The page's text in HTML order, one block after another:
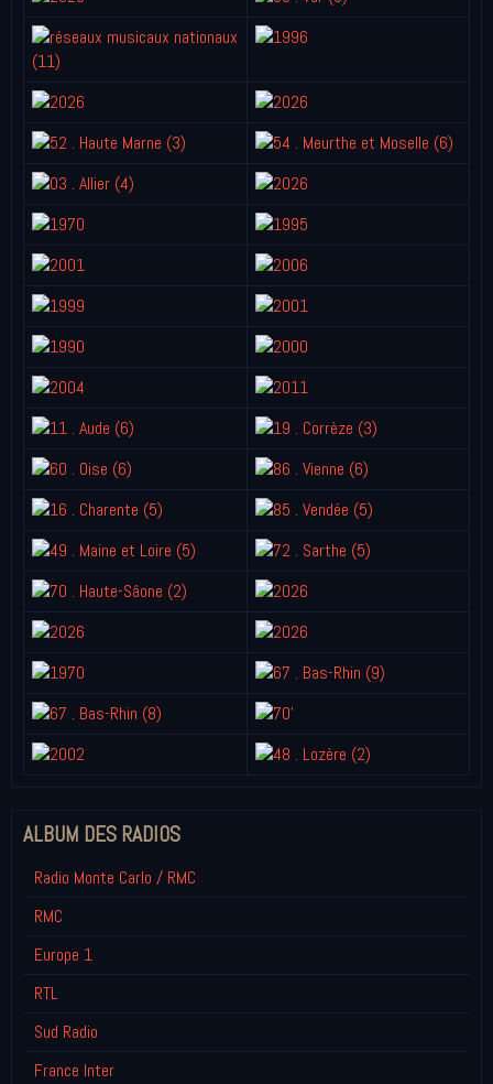
ALBUM DES RADIOS
Radio Monte Carlo / RMC
RMC
Europe 1
RTL
Sud Radio
France Inter